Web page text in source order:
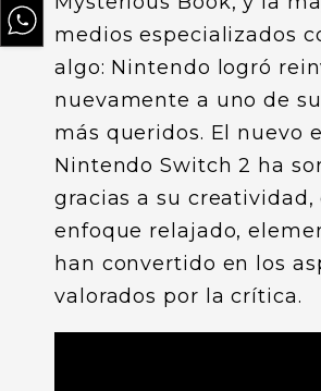
medios especializados
algo: Nintendo logró
nuevamente a uno de
más queridos. El nuevo
Nintendo Switch 2 ha
gracias a su creatividad,
enfoque relajado,
han convertido en los
valorados por la crítica.